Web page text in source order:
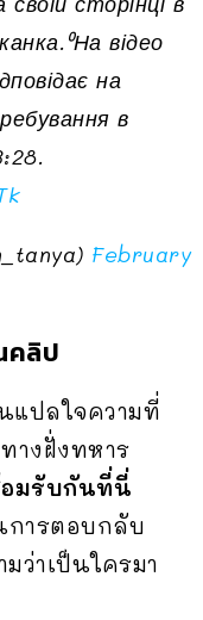
відео
на
в
February
คลิป
แปลใจความที่
างฝั่งทหาร
อมรับกันที่นี่
การตอบกลับ
ว่าเป็นใครมา